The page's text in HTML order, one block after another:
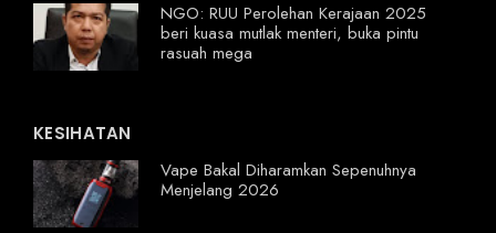
NGO: RUU Perolehan Kerajaan 2025
beri kuasa mutlak menteri, buka pintu
rasuah mega
KESIHATAN
Vape Bakal Diharamkan Sepenuhnya
Menjelang 2026